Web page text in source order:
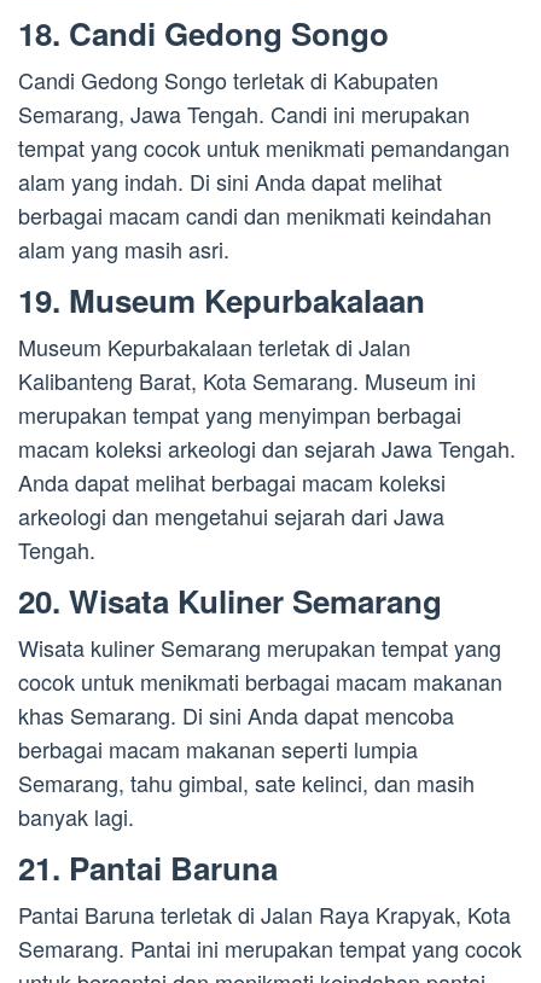
18. Candi Gedong Songo
Candi Gedong Songo terletak di Kabupaten
Semarang, Jawa Tengah. Candi ini merupakan
tempat yang cocok untuk menikmati pemandangan
alam yang indah. Di sini Anda dapat melihat
berbagai macam candi dan menikmati keindahan
alam yang masih asri.
19. Museum Kepurbakalaan
Museum Kepurbakalaan terletak di Jalan
Kalibanteng Barat, Kota Semarang. Museum ini
merupakan tempat yang menyimpan berbagai
macam koleksi arkeologi dan sejarah Jawa Tengah.
Anda dapat melihat berbagai macam koleksi
arkeologi dan mengetahui sejarah dari Jawa
Tengah.
20. Wisata Kuliner Semarang
Wisata kuliner Semarang merupakan tempat yang
cocok untuk menikmati berbagai macam makanan
khas Semarang. Di sini Anda dapat mencoba
berbagai macam makanan seperti lumpia
Semarang, tahu gimbal, sate kelinci, dan masih
banyak lagi.
21. Pantai Baruna
Pantai Baruna terletak di Jalan Raya Krapyak, Kota
Semarang. Pantai ini merupakan tempat yang cocok